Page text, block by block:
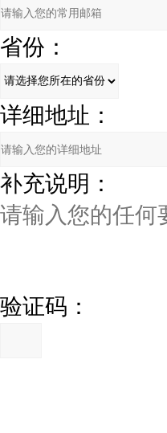
省份：
详细地址：
补充说明：
验证码：